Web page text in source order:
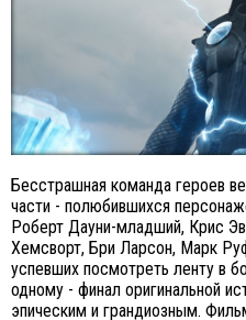
Бесстрашная команда героев
части - полюбившихся
Роберт Дауни-младший, Крис
Хемсворт, Бри Ларсон, Марк
успевших посмотреть ленту в
одному - финал оригинальной
эпическим и грандиозным.